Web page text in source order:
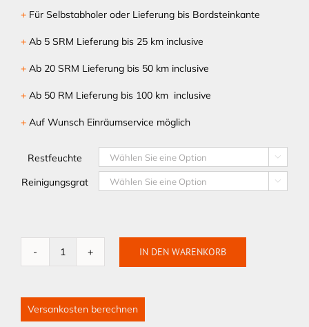
+ Für Selbstabholer oder Lieferung bis Bordsteinkante
+ Ab 5 SRM Lieferung bis 25 km inclusive
+ Ab 20 SRM Lieferung bis 50 km inclusive
+ Ab 50 RM Lieferung bis 100 km inclusive
+ Auf Wunsch Einräumservice möglich
Restfeuchte 
Reinigungsgrat 
Ehfofire.Scheite.Buche.30IN DEN WARENKORB
Versankosten berechnen